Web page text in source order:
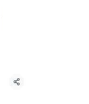
แชร์